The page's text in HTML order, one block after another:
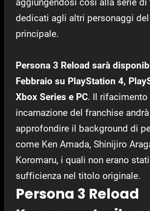
aggiungendosi così alla serie di
dedicati agli altri personaggi
principale.
Persona 3 Reload sarà
Febbraio su PlayStation 4,
Xbox Series e PC. Il rifacimento
incarnazione del franchise
approfondire il background di
come Ken Amada, Shinijiro
Koromaru, i quali non erano
sufficienza nel titolo originale.
Persona 3 Reload